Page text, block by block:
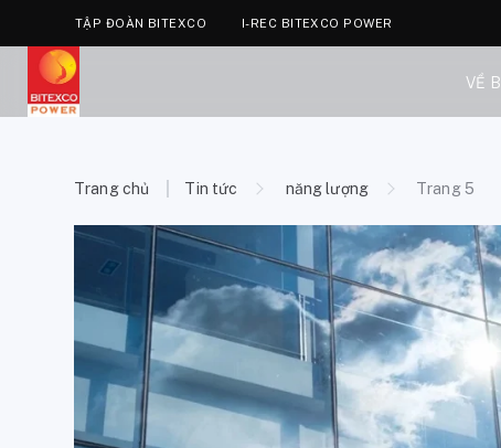
TẬP ĐOÀN BITEXCO I-REC BITEXCO POWER
VỀ
Trang chủ Tin tức năng lượng Trang 5